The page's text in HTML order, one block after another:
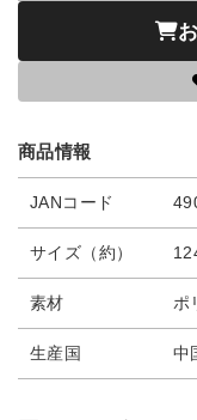
商品情報
JANコード
サイズ（約）
素材 ポ
生産国 中